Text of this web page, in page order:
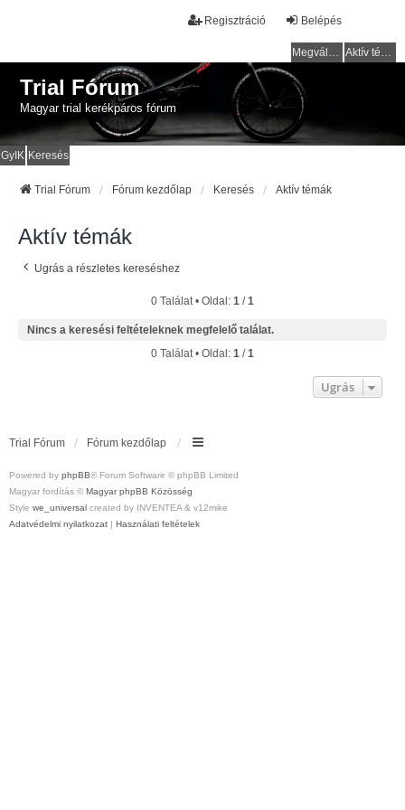
Belépés
Regisztráció
Megválaszolatlan témák Aktív témák
Trial Fórum
Magyar trial kerékpáros fórum
GyIK Keresés
Trial Fórum Fórum kezdőlap Keresés Aktív témák
Aktív témák
Ugrás a részletes kereséshez
0 Találat • Oldal: 1 /1
Nincs a keresési feltételeknek megfelelő találat.
0 Találat • Oldal: 1 /1
Ugrás
Trial Fórum Fórum kezdőlap
Powered by phpBB® Forum Software © phpBB Limited
Magyar fordítás © Magyar phpBB Közösség
Style we_universal created by INVENTEA & v12mike
Adatvédelmi nyilatkozat | Használati feltételek